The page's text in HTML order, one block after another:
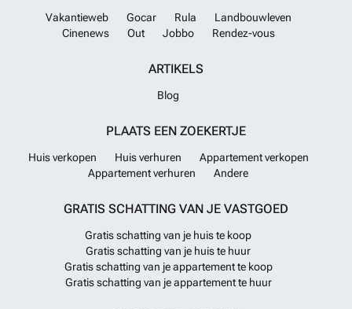
Vakantieweb Gocar Rula
Landbouwleven
Cinenews
Out Jobbo Rendez-vous
ARTIKELS
Blog
PLAATS EEN ZOEKERTJE
Huis verkopen Huis verhuren
Appartement verkopen
Appartement verhuren
Andere
GRATIS SCHATTING VAN JE VASTGOED
Gratis schatting van je huis te koop
Gratis schatting van je huis te huur
Gratis schatting van je appartement te koop
Gratis schatting van je appartement te huur